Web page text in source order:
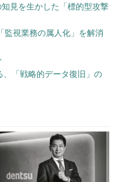
十分に確保できない場合が
作成する必要が生じるた
リットが生まれます。
ごとに求められる能力差
が比較的容易である」「比
メリットが生まれる一方、
けられる可能性がある」と
現状分析の結果と現在の社
とになります。
見を生かした「標的型攻撃
監視業務の属人化」を解消
「戦略的データ復旧」の